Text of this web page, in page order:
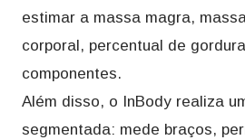
estimar a massa magra,
corporal, percentual de
componentes.
Além disso, o InBody realiza
segmentada: mede braços,